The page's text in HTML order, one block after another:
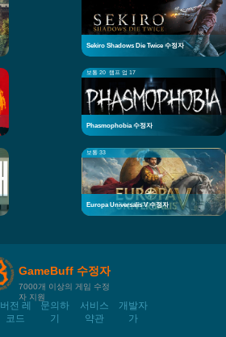
Sekiro Shadows Die Twice 수정자
보통 20 램프 업 17
Phasmophobia 수정자
보통 33
Europa Universalis V 수정자
GameBuff 수정자
7000개 이상의 게임 수정
자 지원
버전 레
코드
문의하
기
서비스
약관
개발자
가